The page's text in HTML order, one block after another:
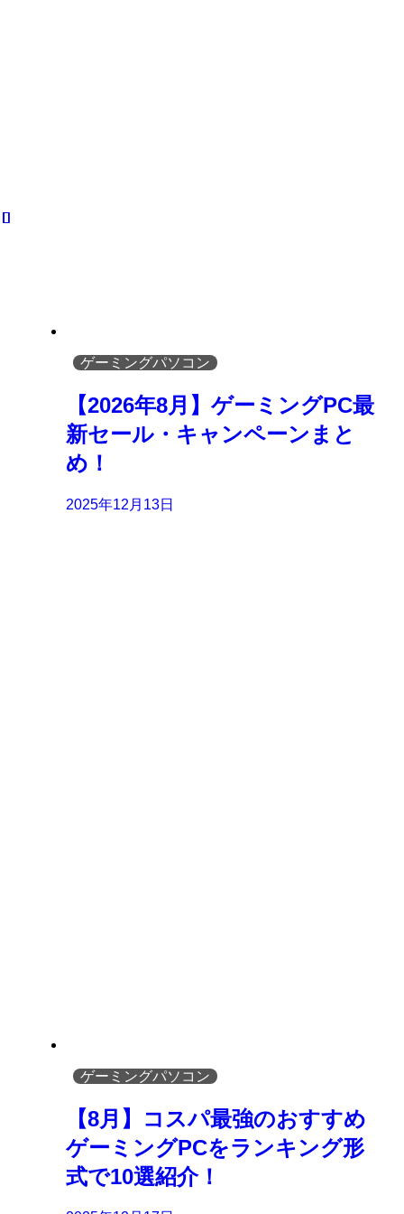
ゲーミングパソコン
【2026年8月】ゲーミングPC最
新セール・キャンペーンまと
め！
2025年12月13日
ゲーミングパソコン
【8月】コスパ最強のおすすめ
ゲーミングPCをランキング形
式で10選紹介！